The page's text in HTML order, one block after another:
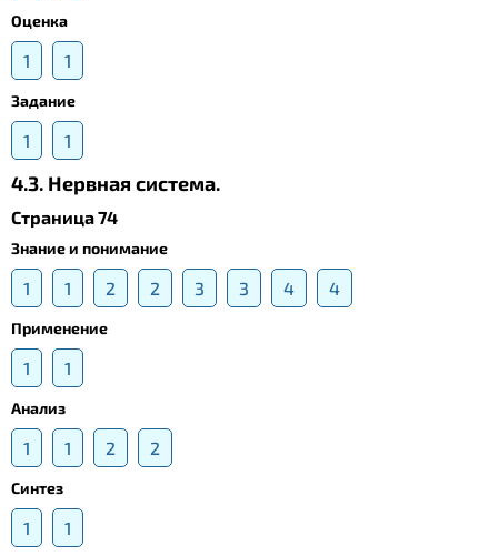
Оценка
1 1
Задание
1 1
4.3. Нервная система.
Страница 74
Знание и понимание
1 1 2 2 3 3 4 4
Применение
1 1
Анализ
1 1 2 2
Синтез
1 1